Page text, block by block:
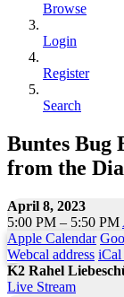
Browse
Login
Register
Search
Buntes Bug
from the
April 8, 2023
5:00 PM – 5:50 PM
Apple Calendar
Webcal address
K2 Rahel
Live Stream